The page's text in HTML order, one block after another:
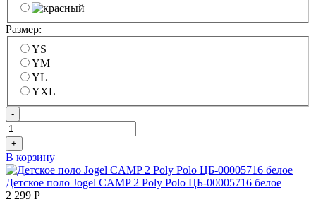
Размер:
YS
YM
YL
YXL
-
+
В корзину
Детское поло Jogel CAMP 2 Poly Polo ЦБ-00005716 белое
2 299 Р